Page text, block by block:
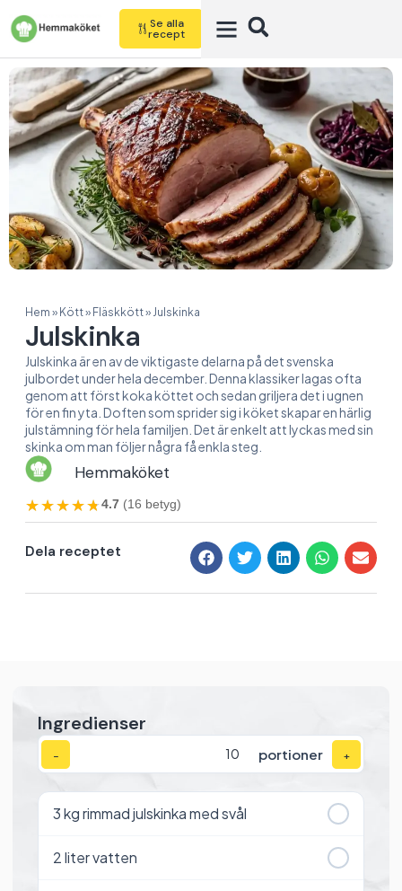
Se alla
recept
Hem » Kött» Fläskkött» Julskinka
Julskinka
Julskinka är en av de viktigaste delarna på det svenska
julbordet under hela december. Denna klassiker lagas ofta
genom att först koka köttet och sedan griljera det i ugnen
för en fin yta. Doften som sprider sig i köket skapar en härlig
julstämning för hela familjen. Det är enkelt att lyckas med sin
skinka om man följer några få enkla steg.
Hemmaköket
★★★★★
★★★★★4.7 (16 betyg)
Dela receptet
Ingredienser
− portioner +
3kg rimmad julskinka med svål
2liter vatten